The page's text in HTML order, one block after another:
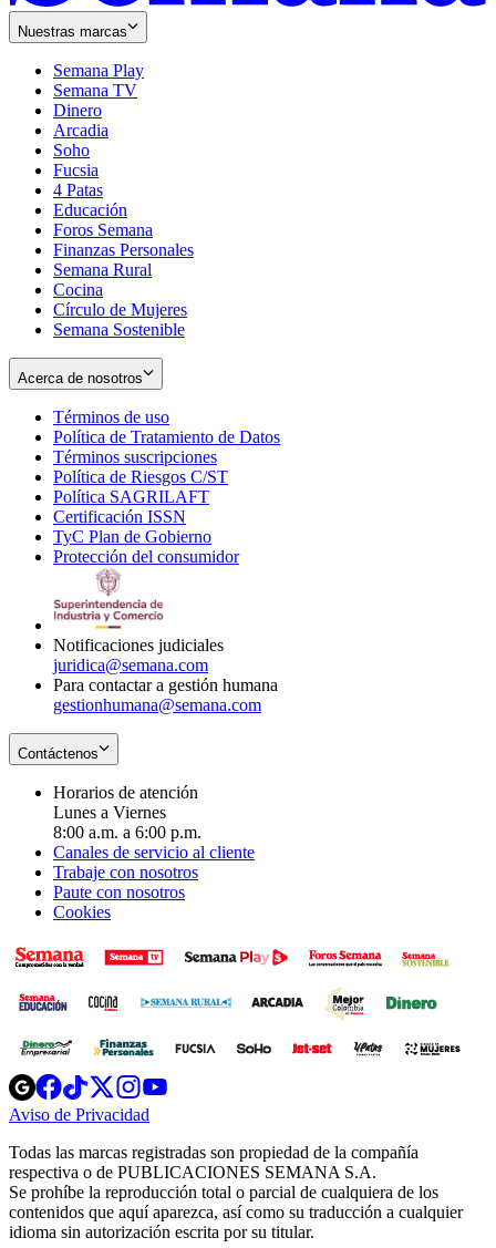
Nuestras marcas
Semana Play
Semana TV
Dinero
Arcadia
Soho
in
new
window
Fucsia
in
new
window
4 Patas
Educación
Foros Semana
Finanzas Personales
Semana Rural
Cocina
Círculo de Mujeres
Semana Sostenible
Acerca de nosotros
Términos de uso
in
new
window
Política de Tratamiento de Datos
Términos suscripciones
in
Política de Riesgos C/ST
Política SAGRILAFT
new
window
Certificación ISSN
in
new
TyC Plan de Gobierno
in
Protección del consumidorOpens
Notificaciones judiciales
juridica@semana.com
Para contactar a gestión humana
gestionhumana@semana.com
Contáctenos
Horarios de atención
Lunes a Viernes
8:00 a.m. a 6:00 p.m.
Canales de servicio al cliente
Trabaje con nosotros
Paute con nosotros
Cookies
Opens
in
new
Opens
in
new
Opens
in
new
window
Opens
new
windowwindow
Aviso de Privacidad
new
window
Todas las marcas registradas son propiedad de la compañía
respectiva o de PUBLICACIONES SEMANA S.A.
Se prohíbe la reproducción total o parcial de cualquiera de los
contenidos que aquí aparezca, así como su traducción a cualquier
idioma sin autorización escrita por su titular.